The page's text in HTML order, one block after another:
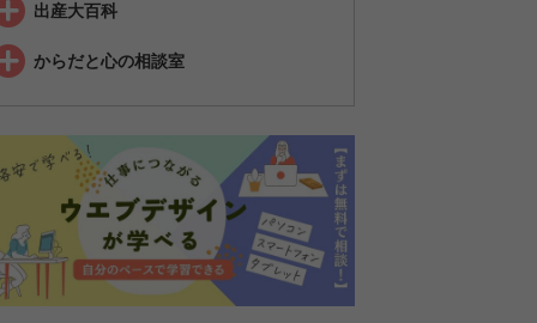
出産大百科
からだと心の相談室